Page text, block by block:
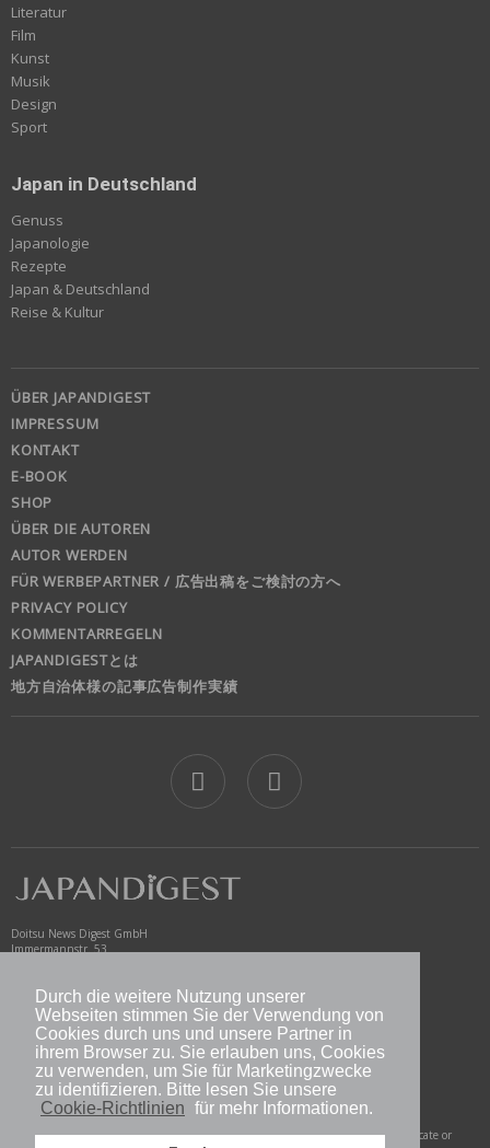
Durch die weitere Nutzung unserer
Webseiten stimmen Sie der Verwendung von
Cookies durch uns und unsere Partner in
ihrem Browser zu. Sie erlauben uns, Cookies
zu verwenden, um Sie für Marketingzwecke
zu identifizieren. Bitte lesen Sie unsere
Cookie-Richtlinien für mehr Informationen.
Literatur
Film
Kunst
Musik
Design
Sport
Japan in Deutschland
Genuss
Japanologie
Rezepte
Japan & Deutschland
Reise & Kultur
ÜBER JAPANDIGEST
IMPRESSUM
KONTAKT
E-BOOK
SHOP
ÜBER DIE AUTOREN
AUTOR WERDEN
FÜR WERBEPARTNER / 広告出稿をご検討の方へ
PRIVACY POLICY
KOMMENTARREGELN
JAPANDIGESTとは
地方自治体様の記事広告制作実績
Doitsu News Digest GmbH
Immermannstr. 53
www.newsdigest.de
info@japandigest.de
Copyright © 2026 Doitsu News Digest GmbH. All Rights Reserved. Do not duplicate or